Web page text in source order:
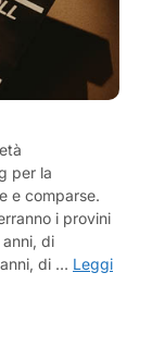
per la
e comparse.
i provini
di
di … Leggi